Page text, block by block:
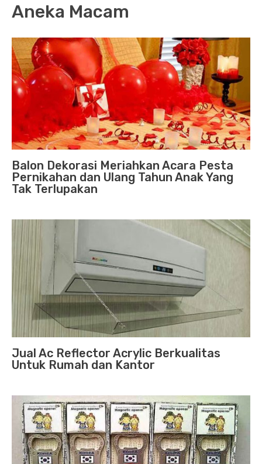
Aneka Macam
Balon Dekorasi Meriahkan Acara Pesta
Pernikahan dan Ulang Tahun Anak Yang
Tak Terlupakan
Jual Ac Reflector Acrylic Berkualitas
Untuk Rumah dan Kantor